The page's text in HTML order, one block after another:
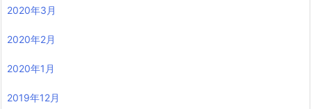
2020年3月
2020年2月
2020年1月
2019年12月